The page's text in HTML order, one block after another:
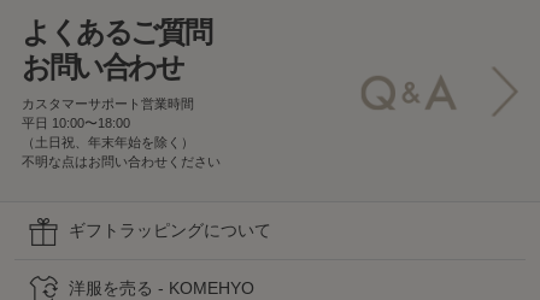
よくあるご質問
お問い合わせ
カスタマーサポート営業時間
平日 10:00〜18:00
（土日祝、年末年始を除く）
不明な点はお問い合わせください
ギフトラッピングについて
洋服を売る - KOMEHYO